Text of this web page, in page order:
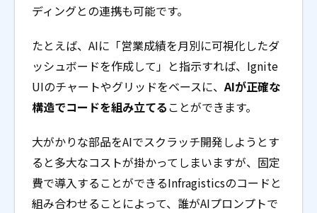
ディングとの連携も可能です。
たとえば、AIに「営業成績を月別に可視化したダ
ッシュボードを作成して」と指示すれば、Ignite
UIのチャートやグリッドをベースに、AIが正確な
構造でコードを組み立てることができます。
大がかりな部品をAIでスクラッチ開発しようとす
ると多大なコストが掛かってしまいますが、固定
費で導入することができるInfragisticsのコードと
組み合わせることによって、誰がAIプロンプトで